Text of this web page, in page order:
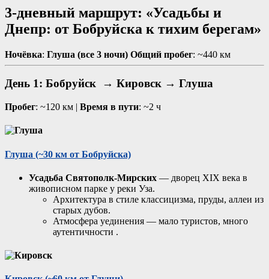
3-дневный маршрут: «Усадьбы и
Днепр: от Бобруйска к тихим берегам»
Ночёвка: Глуша (все 3 ночи) Общий пробег: ~440 км
День 1: Бобруйск → Кировск → Глуша
Пробег: ~120 км | Время в пути: ~2 ч
Глуша (~30 км от Бобруйска)
Усадьба Святополк-Мирских — дворец XIX века в
живописном парке у реки Уза.
Архитектура в стиле классицизма, пруды, аллеи из
старых дубов.
Атмосфера уединения — мало туристов, много
аутентичности .